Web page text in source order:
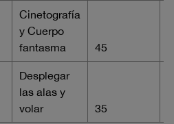
Cinetografía
y Cuerpo
fantasma
45
Desplegar
las alas y
volar
35